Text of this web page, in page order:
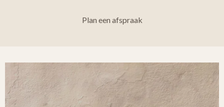
Plan een afspraak